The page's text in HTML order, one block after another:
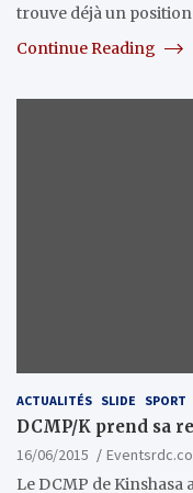
trouve déjà un
Continue Reading
ACTUALITÉS SLIDE SPORT
DCMP/K prend sa
16/06/2015
Le DCMP de Kinshasa